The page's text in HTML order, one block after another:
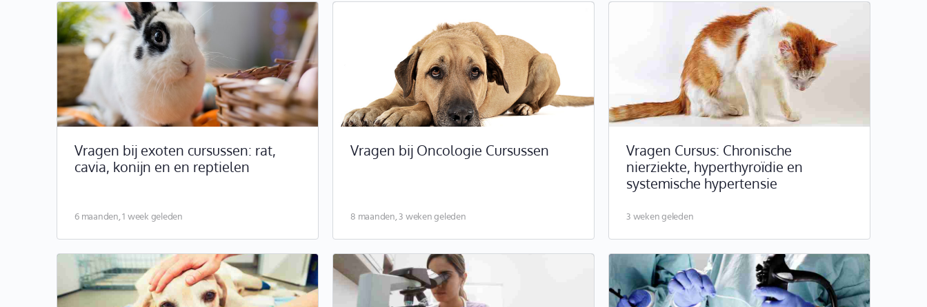
Vragen bij exoten cursussen: rat,
cavia, konijn en en reptielen
6 maanden, 1 week geleden
Vragen bij Oncologie Cursussen
8 maanden, 3 weken geleden
Vragen Cursus: Chronische
nierziekte, hyperthyroïdie en
systemische hypertensie
3 weken geleden